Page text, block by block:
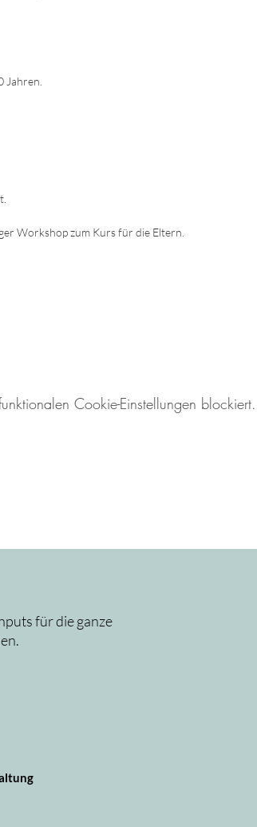
Jahren.
Workshop zum Kurs für die Eltern.
Cookie-Einstellungen blockiert.
für die ganze